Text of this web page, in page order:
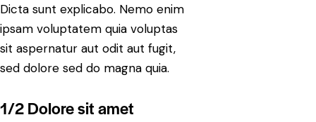
Dicta sunt explicabo. Nemo enim
ipsam voluptatem quia voluptas
sit aspernatur aut odit aut fugit,
sed dolore sed do magna quia.
1/2 Dolore sit amet